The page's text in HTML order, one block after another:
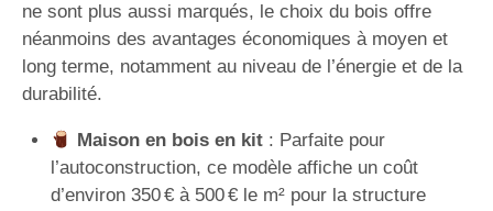
ne sont plus aussi marqués, le choix du bois offre
néanmoins des avantages économiques à moyen et
long terme, notamment au niveau de l’énergie et de la
durabilité.
Maison en bois en kit: Parfaite pour
l’autoconstruction, ce modèle affiche un coût
d’environ 350 € à 500 € le m² pour la structure